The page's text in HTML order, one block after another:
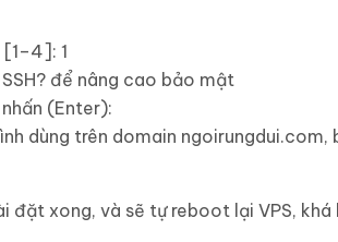
[1–4] : 1
để nâng cao bảo mật
n (Enter):
dùng trên domain ngoirungdui.com,
đặt xong, và sẽ tự reboot lại VPS,